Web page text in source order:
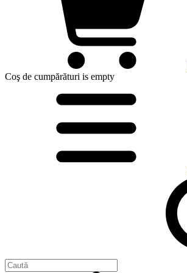
Coş de cumpărături is empty